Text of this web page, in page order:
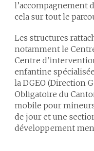
l’accompagnement
cela sur tout le
Les structures
notamment le
Centre
enfantine
la DGEO (Direction
Obligatoire du
mobile pour
de jour et une
développement